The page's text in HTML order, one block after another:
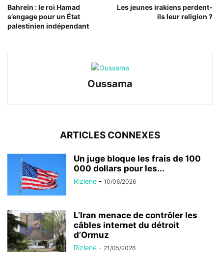
Bahreïn : le roi Hamad
s’engage pour un État
palestinien indépendant
Les jeunes irakiens perdent-
ils leur religion ?
Oussama
ARTICLES CONNEXES
Un juge bloque les frais de 100
000 dollars pour les...
Rizlene - 10/06/2026
L’Iran menace de contrôler les
câbles internet du détroit
d’Ormuz
Rizlene - 21/05/2026